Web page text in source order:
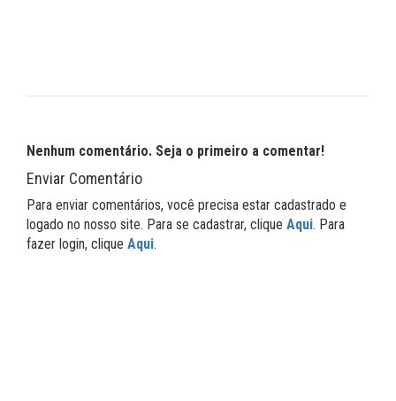
Nenhum comentário. Seja o primeiro a comentar!
Enviar Comentário
Para enviar comentários, você precisa estar cadastrado e
logado no nosso site. Para se cadastrar, clique Aqui. Para
fazer login, clique Aqui.